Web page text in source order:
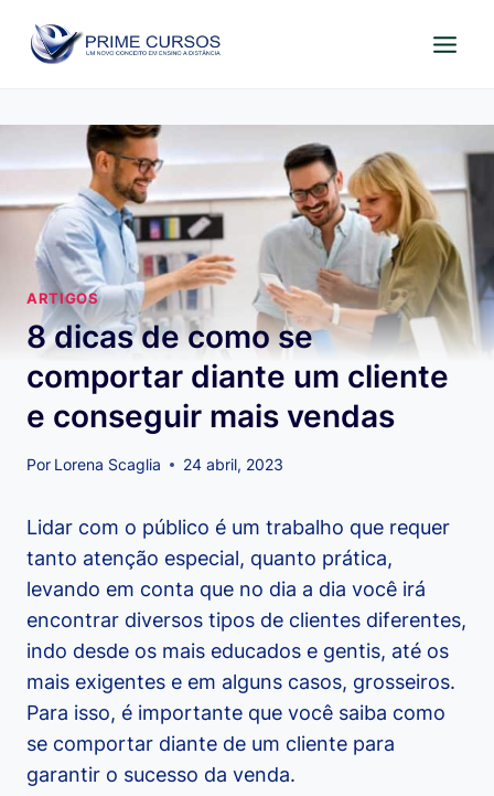
para
ARTIGOS
8 dicas de como se
comportar diante um cliente
e conseguir mais vendas
Por Lorena Scaglia 24 abril, 2023
Lidar com o público é um trabalho que requer
tanto atenção especial, quanto prática,
levando em conta que no dia a dia você irá
encontrar diversos tipos de clientes diferentes,
indo desde os mais educados e gentis, até os
mais exigentes e em alguns casos, grosseiros.
Para isso, é importante que você saiba como
se comportar diante de um cliente para
garantir o sucesso da venda.